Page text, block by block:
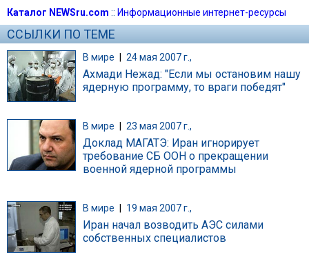
Каталог NEWSru.com :: Информационные интернет-ресурсы
ССЫЛКИ ПО ТЕМЕ
В мире | 24 мая 2007 г.,
Ахмади Нежад: "Если мы остановим нашу
ядерную программу, то враги победят"
В мире 23 мая 2007 г.,
Доклад МАГАТЭ: Иран игнорирует
требование СБ ООН о прекращении
военной ядерной программы
В мире 19 мая 2007 г.,
Иран начал возводить АЭС силами
собственных специалистов